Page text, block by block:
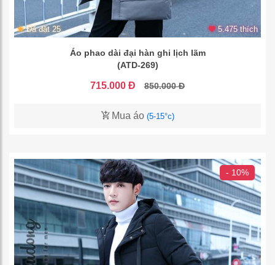
Đã đặt 25 5.475 thích
Áo phao dài đại hàn ghi lịch lãm
(ATD-269)
715.000 Đ 850.000 Đ
Mua áo (5-15°c)
- 10%